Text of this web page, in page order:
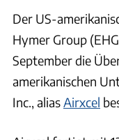
Der US-
Hymer Group
September die
amerikanischen
Inc., aliasAirxcel